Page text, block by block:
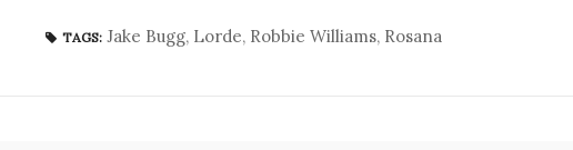
TAGS: Jake Bugg, Lorde, Robbie Williams, Rosana